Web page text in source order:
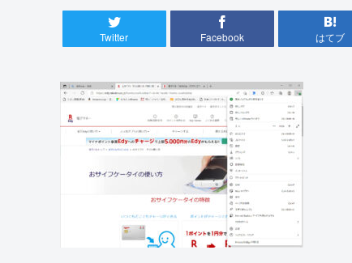
Twitter Facebook はてブ